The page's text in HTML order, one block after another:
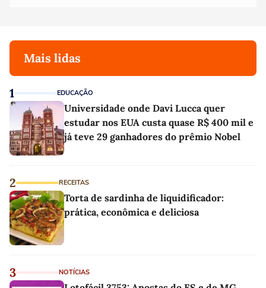
Mais lidas
1 EDUCAÇÃO
Universidade onde Davi Lucca quer
estudar nos EUA custa quase R$ 400 mil e
já teve 29 ganhadores do prêmio Nobel
2 RECEITAS
Torta de sardinha de liquidificador:
prática, econômica e deliciosa
3 NOTÍCIAS